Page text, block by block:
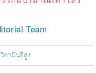
Team
ตามินอีสูง